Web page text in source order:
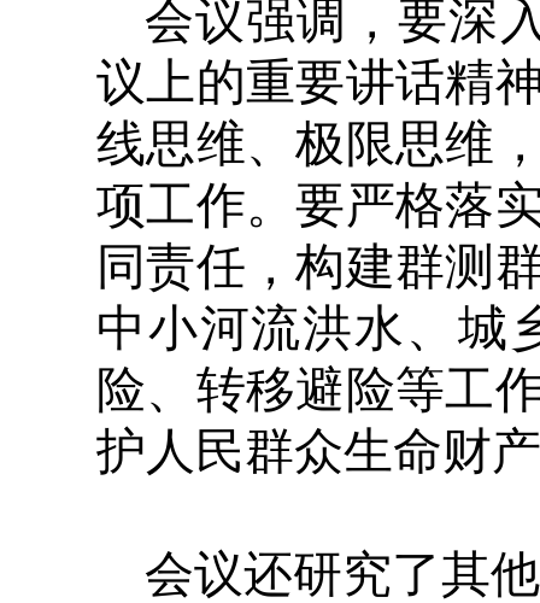
会议强调，要深
议上的重要讲话精
线思维、极限思维
项工作。要严格落
同责任，构建群测
中小河流洪水、城
险、转移避险等工
护人民群众生命财
会议还研究了其